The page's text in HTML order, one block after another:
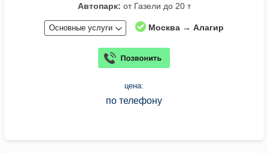
Автопарк: от Газели до 20 т
Основные услуги Москва → Алагир
цена:
по телефону